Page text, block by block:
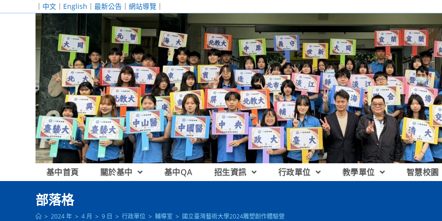
｜ 中文 ｜ English ｜ 最新公告 ｜ 網站導覽 ｜
基中首頁 關於基中 基中QA 招生資訊 行政單位 教學單位 智慧校園
部落格
> 2024 年 > 4 月 > 9 日 > 行政單位 > 輔導室 > 國立臺灣藝術大學2024雕塑創作體驗營